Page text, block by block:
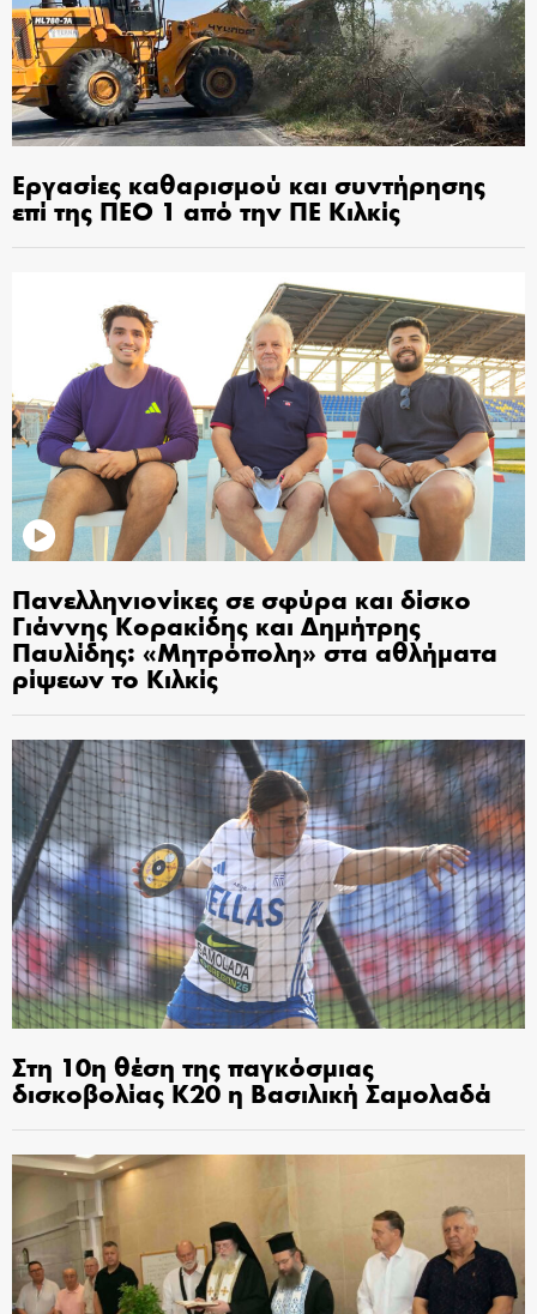
Εργασίες καθαρισμού και συντήρησης
επί της ΠΕΟ 1 από την ΠΕ Κιλκίς
Πανελληνιονίκες σε σφύρα και δίσκο
Γιάννης Κορακίδης και Δημήτρης
Παυλίδης: «Μητρόπολη» στα αθλήματα
ρίψεων το Κιλκίς
Στη 10η θέση της παγκόσμιας
δισκοβολίας Κ20 η Βασιλική Σαμολαδά